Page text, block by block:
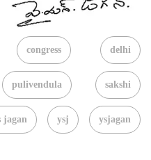
congress delhi
pulivendula sakshi
jagan ysj ysjagan